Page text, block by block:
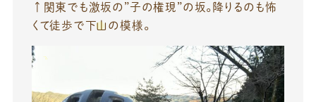
↑関東でも激坂の”子の権現”の坂。降りるのも怖
くて徒歩で下山の模様。